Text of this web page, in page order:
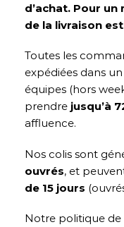
d’achat. Pour
de la livraison
Toutes les
expédiées dans
équipes (hors
prendre jusqu’à
affluence.
Nos colis sont
ouvrés, et
de 15 jours
Notre politique